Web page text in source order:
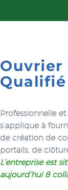
Ouvrier
Qualifié
Professionnelle
s’applique à
de création de
portails, de
L’entreprise est
aujourd’hui 8